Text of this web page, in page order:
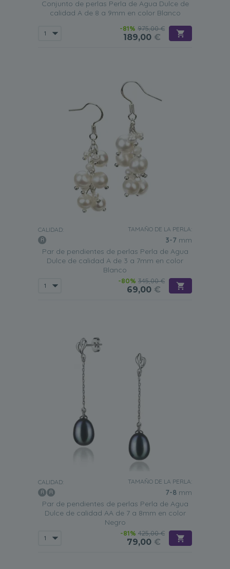
Conjunto de perlas Perla de Agua Dulce de
calidad A de 8 a 9mm en color Blanco
-81% 975,00 €
189,00 €
CALIDAD: TAMAÑO DE LA PERLA:
3-7 mm
Par de pendientes de perlas Perla de Agua
Dulce de calidad A de 3 a 7mm en color
Blanco
-80% 345,00 €
69,00 €
CALIDAD: TAMAÑO DE LA PERLA:
7-8 mm
Par de pendientes de perlas Perla de Agua
Dulce de calidad AA de 7 a 8mm en color
Negro
-81% 425,00 €
79,00 €